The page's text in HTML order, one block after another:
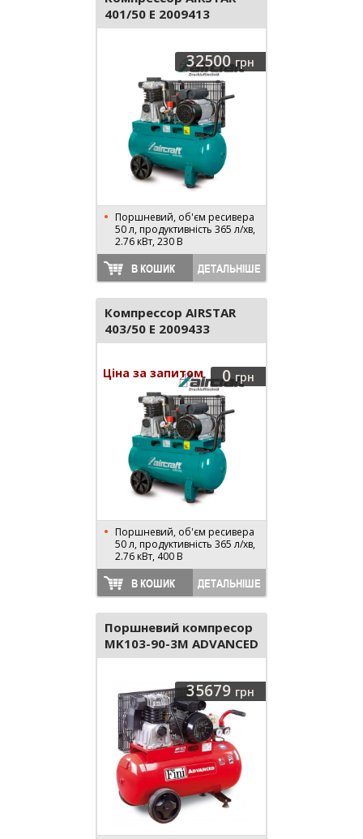
401/50 E 2009413
32500грн
Поршневий, об'єм ресивера
50 л, продуктивність 365 л/хв,
2.76 кВт, 230 В
В КОШИК ДЕТАЛЬНІШЕ
Компрессор AIRSTAR
403/50 E 2009433
0грн
Ціна за запитом
Поршневий, об'єм ресивера
50 л, продуктивність 365 л/хв,
2.76 кВт, 400 В
В КОШИК ДЕТАЛЬНІШЕ
Поршневий компресор
MK103-90-3M ADVANCED
35679 грн